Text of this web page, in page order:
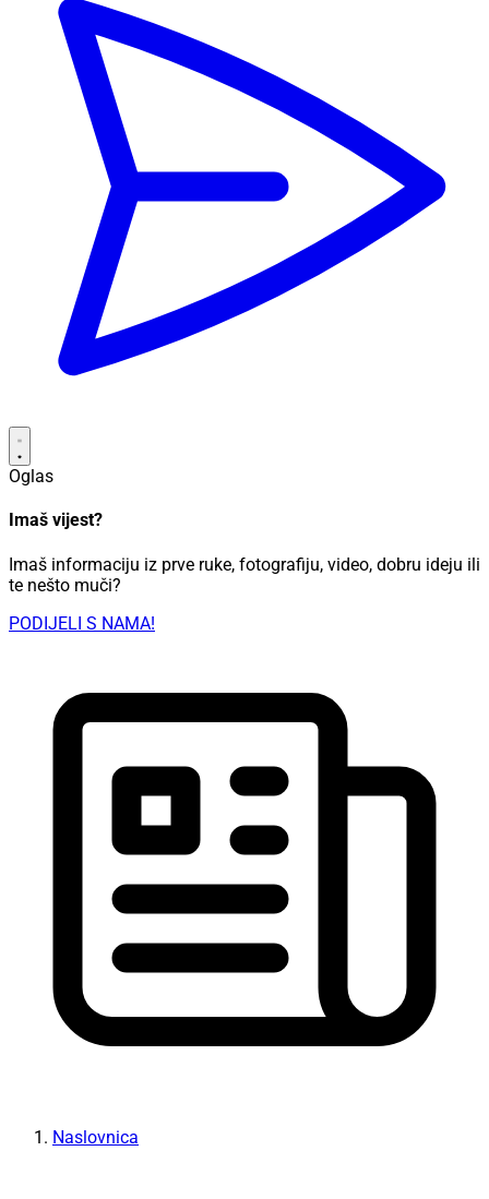
Oglas
Imaš vijest?
Imaš informaciju iz prve ruke, fotografiju, video, dobru ideju ili
te nešto muči?
PODIJELI S NAMA!
Naslovnica